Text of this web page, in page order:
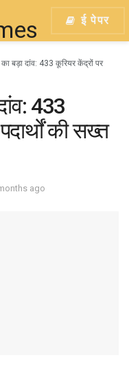
ई पेपर
बड़ा दांव: 433 कूरियर केंद्रों पर
433
की सख्त
ago